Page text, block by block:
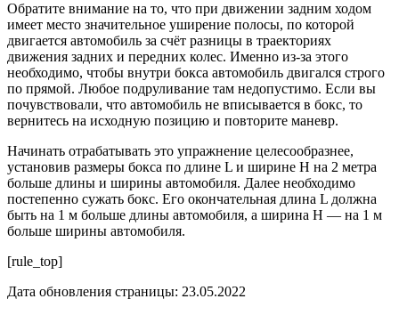
Обратите внимание на то, что при движении задним ходом
имеет место значительное уширение полосы, по которой
двигается автомобиль за счёт разницы в траекториях
движения задних и передних колес. Именно из-за этого
необходимо, чтобы внутри бокса автомобиль двигался строго
по прямой. Любое подруливание там недопустимо. Если вы
почувствовали, что автомобиль не вписывается в бокс, то
вернитесь на исходную позицию и повторите маневр.
Начинать отрабатывать это упражнение целесообразнее,
установив размеры бокса по длине L и ширине Н на 2 метра
больше длины и ширины автомобиля. Далее необходимо
постепенно сужать бокс. Его окончательная длина L должна
быть на 1 м больше длины автомобиля, а ширина Н — на 1 м
больше ширины автомобиля.
[rule_top]
Дата обновления страницы: 23.05.2022